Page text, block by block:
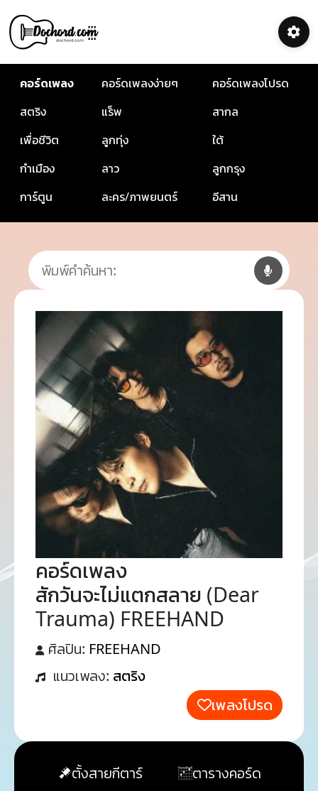
คอร์ดเพลง คอร์ดเพลงง่ายๆ
คอร์ดเพลงโปรด
สตริง
แร็พ
สากล
เพื่อชีวิต
ลูกทุ่ง
ใต้
กำเมือง
ลาว
ลูกกรุง
การ์ตูน
ละคร/ภาพยนตร์ อีสาน
คอร์ดเพลง
สักวันจะไม่แตกสลาย (Dear
Trauma) FREEHAND
ศิลปิน: FREEHAND
แนวเพลง: สตริง
เพลงโปรด
ตั้งสายกีตาร์
ตารางคอร์ด